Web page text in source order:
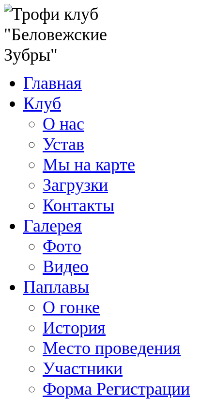
Главная
Клуб
О нас
Устав
Мы на карте
Загрузки
Контакты
Галерея
Фото
Видео
Паплавы
О гонке
История
Место проведения
Участники
Форма Регистрации